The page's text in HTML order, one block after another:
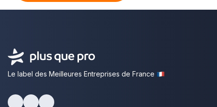
Le label des Meilleures Entreprises de France